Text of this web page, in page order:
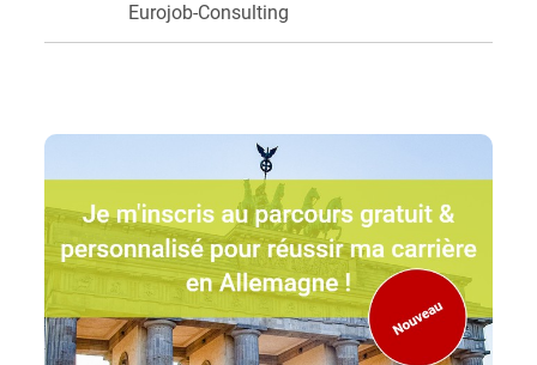
Eurojob-Consulting